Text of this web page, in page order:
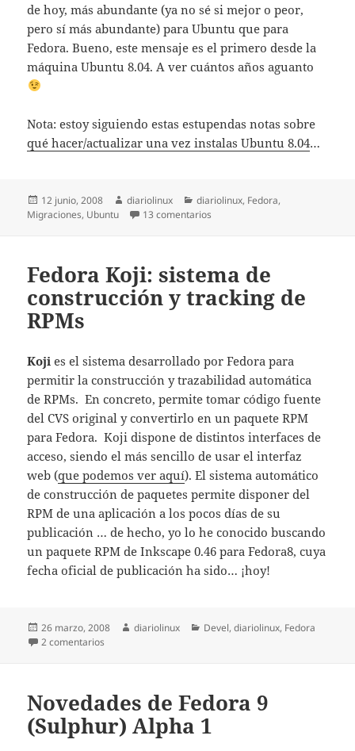
de hoy, más abundante (ya no sé si mejor o peor,
pero sí más abundante) para Ubuntu que para
Fedora. Bueno, este mensaje es el primero desde la
máquina Ubuntu 8.04. A ver cuántos años aguanto
Nota: estoy siguiendo estas estupendas notas sobre
qué hacer/actualizar una vez instalas Ubuntu 8.04…
Publicado
el
12 junio, 2008 Autor
diariolinux Categorías
diariolinux, Fedora,
Migraciones, Ubuntu 13 comentarios
Fedora Koji: sistema de
construcción y tracking de
RPMs
Koji es el sistema desarrollado por Fedora para
permitir la construcción y trazabilidad automática
de RPMs. En concreto, permite tomar código fuente
del CVS original y convertirlo en un paquete RPM
para Fedora. Koji dispone de distintos interfaces de
acceso, siendo el más sencillo de usar el interfaz
web (que podemos ver aquí). El sistema automático
de construcción de paquetes permite disponer del
RPM de una aplicación a los pocos días de su
publicación … de hecho, yo lo he conocido buscando
un paquete RPM de Inkscape 0.46 para Fedora8, cuya
fecha oficial de publicación ha sido… ¡hoy!
Publicado
el
26 marzo, 2008 Autor
diariolinux Categorías
Devel,diariolinux, Fedora
2 comentarios
Novedades de Fedora 9
(Sulphur) Alpha 1